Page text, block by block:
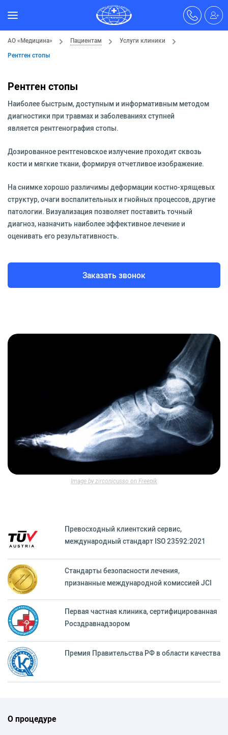
АО «Медицина» Пациентам
Услуги клиники
Рентген стопы
Рентген стопы
Наиболее быстрым, доступным и информативным методом
диагностики при травмах и заболеваниях ступней
является рентгенография стопы.
Дозированное рентгеновское излучение проходит сквозь
кости и мягкие ткани, формируя отчетливое изображение.
На снимке хорошо различимы деформации костно-хрящевых
структур, очаги воспалительных и гнойных процессов, другие
патологии. Визуализация позволяет поставить точный
диагноз, назначить наиболее эффективное лечение и
оценивать его результативность.
Заказать звонок
Image by zirconicusso on Freepik
Превосходный клиентский сервиc,
международный стандарт ISO 23592:2021
Стандарты безопасности лечения,
признанные международной комиссией JCI
Первая частная клиника, сертифицированная
Росздравнадзором
Премия Правительства РФ в области качества
О процедуре